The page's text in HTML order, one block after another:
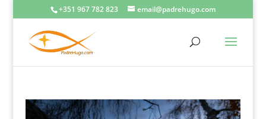
+351 967 782 823 email@padrehugo.com